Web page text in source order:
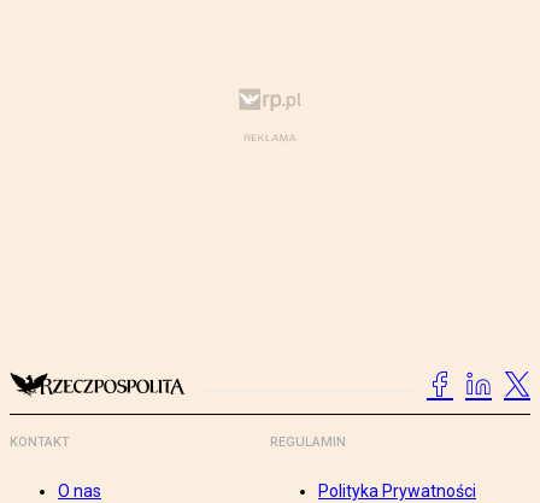
KONTAKT
O nas
REGULAMIN
Polityka Prywatności